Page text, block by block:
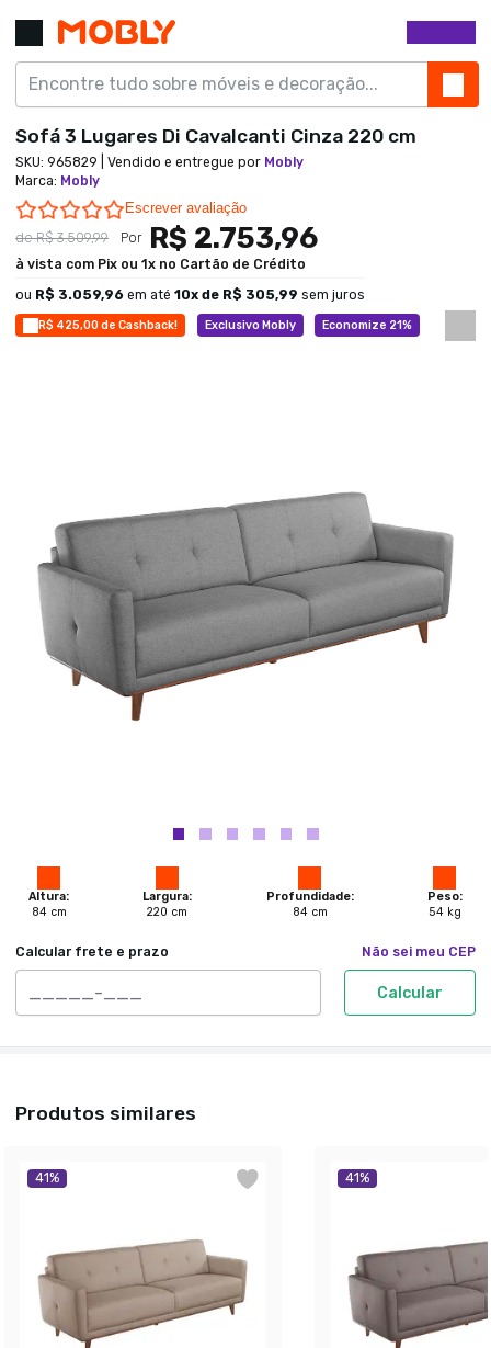
R$ 425,00 de Cashback! Exclusivo Mobly Economize 21%
Altura:
84cm
Largura:
220 cm
Profundidade:
84cm
Peso:
54 kg
Calcular frete e prazo Não sei meu CEP
Calcular
Sofá 3 Lugares Di Cavalcanti Cinza 220 cm
SKU: 965829 | Vendido e entregue por Mobly
Marca: Mobly
0.0 star rating
Escrever avaliação
deR$ 3.509,99 Por R$ 2.753,96
à vista com Pix ou 1x no Cartão de Crédito
ou R$ 3.059,96 em até 10x de R$ 305,99 sem juros
Produtos similares
41% 41%